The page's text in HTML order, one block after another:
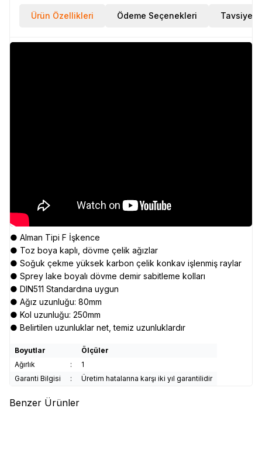
Ürün Özellikleri Ödeme Seçenekleri Tavsiye Et
● Alman Tipi F İşkence
● Toz boya kaplı, dövme çelik ağızlar
● Soğuk çekme yüksek karbon çelik konkav işlenmiş raylar
● Sprey lake boyalı dövme demir sabitleme kolları
● DIN511 Standardına uygun
● Ağız uzunluğu: 80mm
● Kol uzunluğu: 250mm
● Belirtilen uzunluklar net, temiz uzunluklardır
Boyutlar
Ölçüler
Ağırlık
:
1
Garanti Bilgisi
: Üretim hatalarına karşı iki yıl garantilidir
Benzer Ürünler